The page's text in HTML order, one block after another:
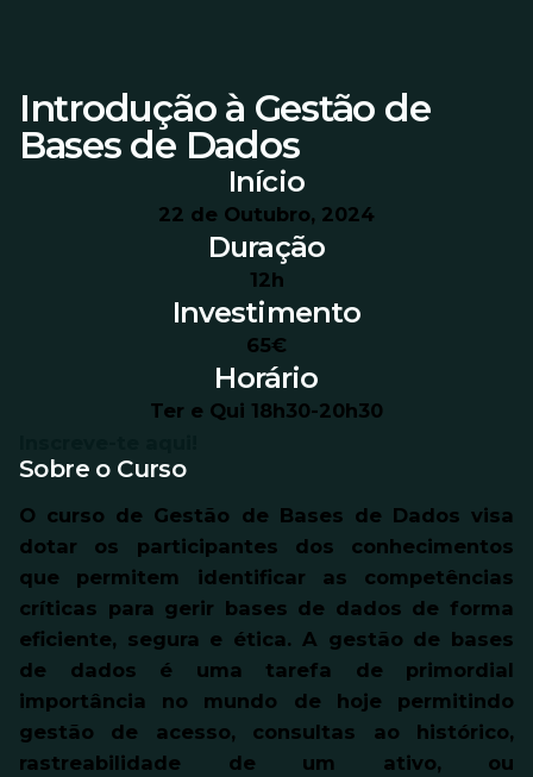
Introdução à Gestão de
Bases de Dados
Início
22 de Outubro, 2024
Duração
12h
Investimento
65€
Horário
Ter e Qui 18h30-20h30
Sobre o Curso
O curso de Gestão de Bases de Dados visa
dotar os participantes dos conhecimentos
que permitem identificar as competências
críticas para gerir bases de dados de forma
eficiente, segura e ética. A gestão de bases
de dados é uma tarefa de primordial
importância no mundo de hoje permitindo
gestão de acesso, consultas ao histórico,
rastreabilidade de um ativo, ou